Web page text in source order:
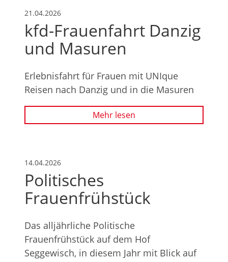
21.04.2026
kfd-Frauenfahrt Danzig
und Masuren
Erlebnisfahrt für Frauen mit UNIque
Reisen nach Danzig und in die Masuren
Mehr lesen
14.04.2026
Politisches
Frauenfrühstück
Das alljährliche Politische
Frauenfrühstück auf dem Hof
Seggewisch, in diesem Jahr mit Blick auf